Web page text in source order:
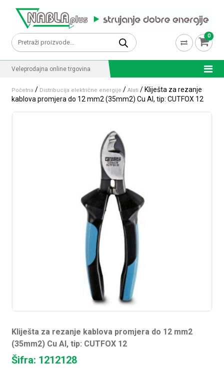
Pretraži: 0
Veleprodajna online trgovina
Početna / Distribucija električne energije /Alati / Kliješta za rezanje
kablova promjera do 12 mm2 (35mm2) Cu Al, tip: CUTFOX 12
Kliješta za rezanje kablova promjera do 12 mm2
(35mm2) Cu Al, tip: CUTFOX 12
Šifra: 1212128